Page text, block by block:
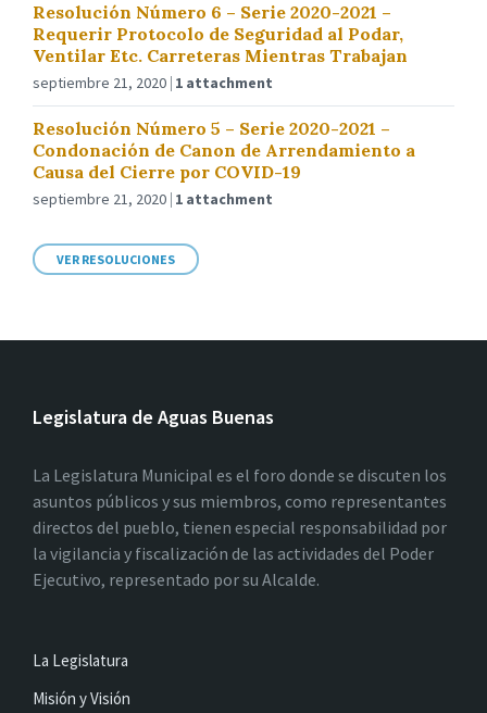
Resolución Número 6 – Serie 2020-2021 –
Requerir Protocolo de Seguridad al Podar,
Ventilar Etc. Carreteras Mientras Trabajan
septiembre 21, 2020 1 attachment
Resolución Número 5 – Serie 2020-2021 –
Condonación de Canon de Arrendamiento a
Causa del Cierre por COVID-19
septiembre 21, 2020 1 attachment
VER RESOLUCIONES
Legislatura de Aguas Buenas
La Legislatura Municipal es el foro donde se discuten los
asuntos públicos y sus miembros, como representantes
directos del pueblo, tienen especial responsabilidad por
la vigilancia y fiscalización de las actividades del Poder
Ejecutivo, representado por su Alcalde.
La Legislatura
Misión y Visión